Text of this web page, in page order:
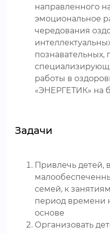
направленного
эмоциональное
чередования
познавательных,
работы в
«ЭНЕРГЕТИК» на
Задачи
Привлечь детей,
семей, к
период времени
основе
Организовать